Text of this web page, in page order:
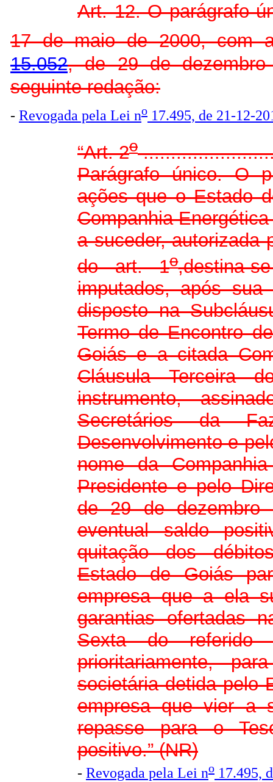
Art. 12. O parágrafo
17 de maio de 2000, com
15.052, de 29 de
seguinte redação:
- Revogada pela Lei no 17.495, de 21-12-
“Art. 2o
Parágrafo único. O
ações que o Estado
Companhia
a suceder, autorizada
do art. 1o,destina-
imputados, após
disposto na
Termo de Encontro
Goiás e a citada
Cláusula Terceira
instrumento,
Secretários da
Desenvolvimento e
nome da
Presidente e pelo
de 29 de dezembro
eventual saldo
quitação dos
Estado de Goiás
empresa que a ela
garantias ofertadas
Sexta do referido
prioritariamente,
societária detida pelo
empresa que vier a
repasse para o
positivo.” (NR)
- Revogada pela Lei no 17.495,